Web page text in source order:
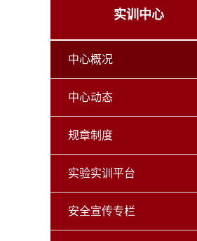
实训中心
中心概况
中心动态
规章制度
实验实训平台
安全宣传专栏